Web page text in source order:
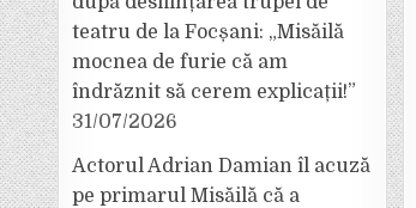
teatru de la Focșani: „Misăilă
mocnea de furie că am
îndrăznit să cerem explicații!”
31/07/2026
Actorul Adrian Damian îl acuză
pe primarul Misăilă că a